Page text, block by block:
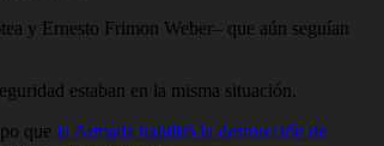
y Ernesto Frimon Weber– que aún seguían
estaban en la misma situación.
que la Armada habilitó la destrucción de